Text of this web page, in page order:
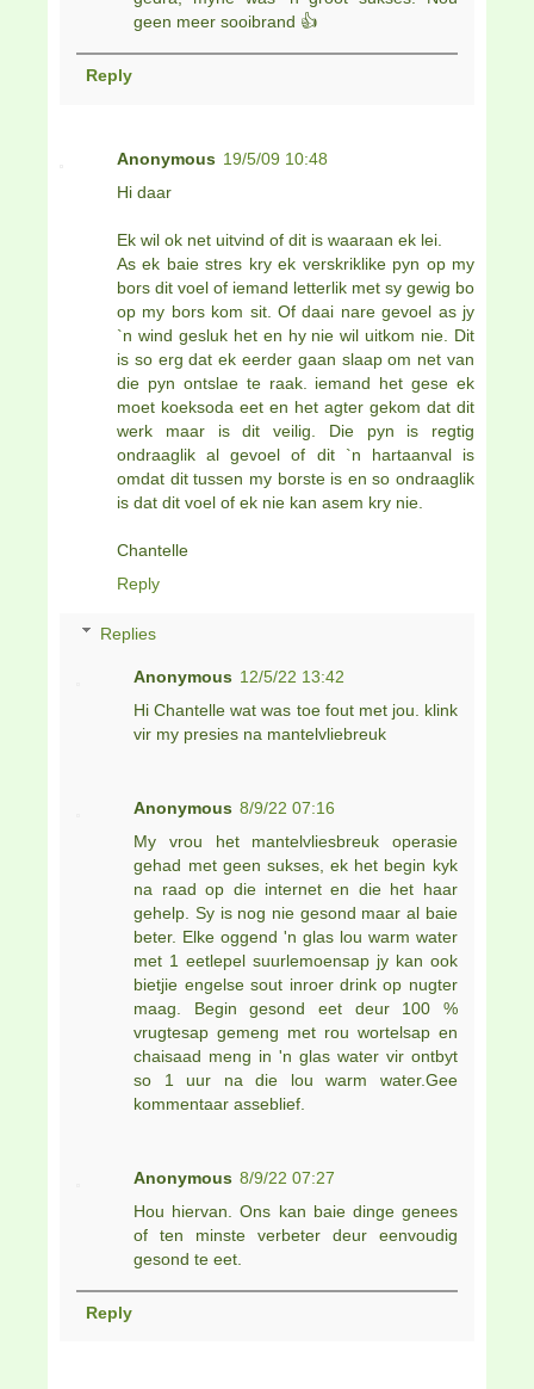
geen meer sooibrand 👍
Reply
Anonymous 19/5/09 10:48
Hi daar
Ek wil ok net uitvind of dit is waaraan ek lei.
As ek baie stres kry ek verskriklike pyn op my
bors dit voel of iemand letterlik met sy gewig bo
op my bors kom sit. Of daai nare gevoel as jy
`n wind gesluk het en hy nie wil uitkom nie. Dit
is so erg dat ek eerder gaan slaap om net van
die pyn ontslae te raak. iemand het gese ek
moet koeksoda eet en het agter gekom dat dit
werk maar is dit veilig. Die pyn is regtig
ondraaglik al gevoel of dit `n hartaanval is
omdat dit tussen my borste is en so ondraaglik
is dat dit voel of ek nie kan asem kry nie.
Chantelle
Reply
Replies
Anonymous 12/5/22 13:42
Hi Chantelle wat was toe fout met jou. klink
vir my presies na mantelvliebreuk
Anonymous 8/9/22 07:16
My vrou het mantelvliesbreuk operasie
gehad met geen sukses, ek het begin kyk
na raad op die internet en die het haar
gehelp. Sy is nog nie gesond maar al baie
beter. Elke oggend 'n glas lou warm water
met 1 eetlepel suurlemoensap jy kan ook
bietjie engelse sout inroer drink op nugter
maag. Begin gesond eet deur 100 %
vrugtesap gemeng met rou wortelsap en
chaisaad meng in 'n glas water vir ontbyt
so 1 uur na die lou warm water.Gee
kommentaar asseblief.
Anonymous 8/9/22 07:27
Hou hiervan. Ons kan baie dinge genees
of ten minste verbeter deur eenvoudig
gesond te eet.
Reply